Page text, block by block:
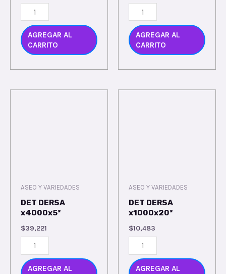
AGREGAR AL
CARRITO
AGREGAR AL
CARRITO
ASEO Y VARIEDADES
DET DERSA
x4000x5*
$39,221
AGREGAR AL
ASEO Y VARIEDADES
DET DERSA
x1000x20*
$10,483
AGREGAR AL